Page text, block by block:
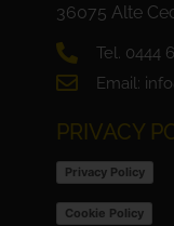
36075 Alte
Tel. 0444
Email:
PRIVACY
Privacy Policy
Cookie Policy